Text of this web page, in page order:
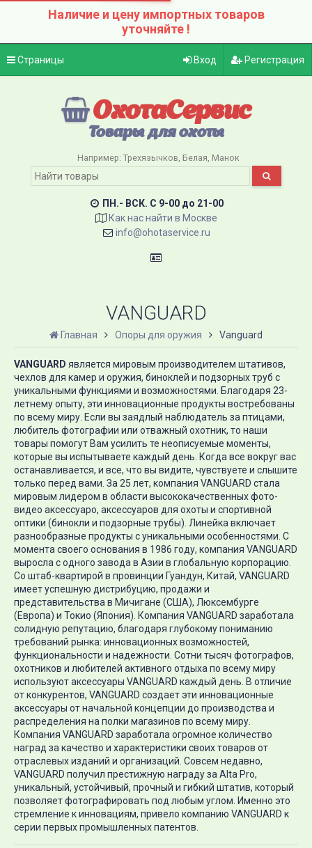
Наличие и цену импортных товаров
уточняйте !
Страницы Вход Регистрация
ОхотаСервис
Товары для охоты
Например: Трехязычков Белая Манок
ПН.- ВСК. C 9-00 до 21-00
Как нас найти в Москве
info@ohotaservice.ru
VANGUARD
Главная Опоры для оружия Vanguard
VANGUARD является мировым производителем штативов,
чехлов для камер и оружия, биноклей и подзорных труб с
уникальными функциями и возможностями. Благодаря 23-
летнему опыту, эти инновационные продукты востребованы
по всему миру. Если вы заядлый наблюдатель за птицами,
любитель фотографии или отважный охотник, то наши
товары помогут Вам усилить те неописуемые моменты,
которые вы испытываете каждый день. Когда все вокруг вас
останавливается, и все, что вы видите, чувствуете и слышите
только перед вами. За 25 лет, компания VANGUARD стала
мировым лидером в области высококачественных фото-
видео аксессуаро, аксессуаров для охоты и спортивной
оптики (бинокли и подзорные трубы). Линейка включает
разнообразные продукты с уникальными особенностями. С
момента своего основания в 1986 году, компания VANGUARD
выросла с одного завода в Азии в глобальную корпорацию.
Со штаб-квартирой в провинции Гуандун, Китай, VANGUARD
имеет успешную дистрибуцию, продажи и
представительства в Мичигане (США), Люксембурге
(Европа) и Токио (Япония). Компания VANGUARD заработала
солидную репутацию, благодаря глубокому пониманию
требований рынка: инновационных возможностей,
функциональности и надежности. Сотни тысяч фотографов,
охотников и любителей активного отдыха по всему миру
используют аксессуары VANGUARD каждый день. В отличие
от конкурентов, VANGUARD создает эти инновационные
аксессуары от начальной концепции до производства и
распределения на полки магазинов по всему миру.
Компания VANGUARD заработала огромное количество
наград за качество и характеристики своих товаров от
отраслевых изданий и организаций. Совсем недавно,
VANGUARD получил престижную награду за Alta Pro,
уникальный, устойчивый, прочный и гибкий штатив, который
позволяет фотографировать под любым углом. Именно это
стремление к инновациям, привело компанию VANGUARD к
серии первых промышленных патентов.